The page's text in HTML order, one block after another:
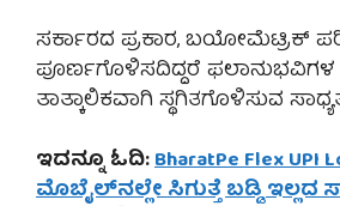
ಸರ್ಕಾರದ ಪ್ರಕಾರ, ಬಯೋಮೆಟ್ರಿಕ್
ಪೂರ್ಣಗೊಳಿಸದಿದ್ದರೆ ಫಲಾನುಭವಿಗಳ
ತಾತ್ಕಾಲಿಕವಾಗಿ ಸ್ಥಗಿತಗೊಳಿಸುವ
ಇದನ್ನೂ ಓದಿ:BharatPe Flex UPI
ಮೊಬೈಲ್‌ನಲ್ಲೇ ಸಿಗುತ್ತೆ ಬಡ್ಡಿ ಇಲ್ಲದ